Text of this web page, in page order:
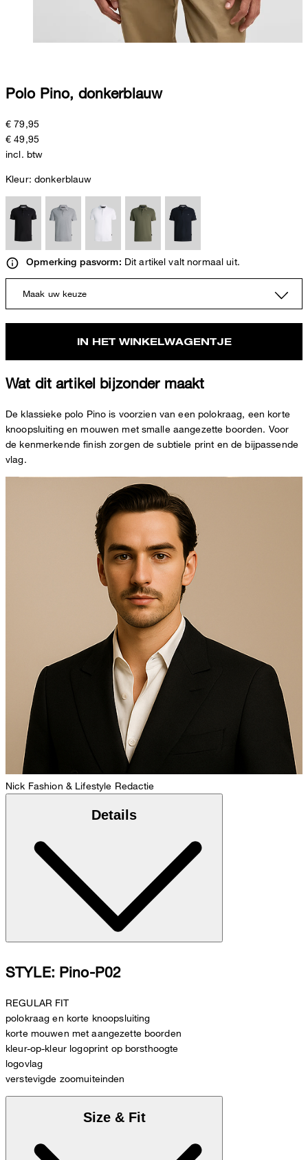
Polo Pino, donkerblauw
€ 79,95
€ 49,95
incl. btw
Kleur: donkerblauw
Opmerking pasvorm: Dit artikel valt normaal uit.
Maak uw keuze
IN HET WINKELWAGENTJE
Wat dit artikel bijzonder maakt
De klassieke polo Pino is voorzien van een polokraag, een korte
knoopsluiting en mouwen met smalle aangezette boorden. Voor
de kenmerkende finish zorgen de subtiele print en de bijpassende
vlag.
Nick Fashion & Lifestyle Redactie
Details
STYLE: Pino-P02
REGULAR FIT
polokraag en korte knoopsluiting
korte mouwen met aangezette boorden
kleur-op-kleur logoprint op borsthoogte
logovlag
verstevigde zoomuiteinden
Size & Fit